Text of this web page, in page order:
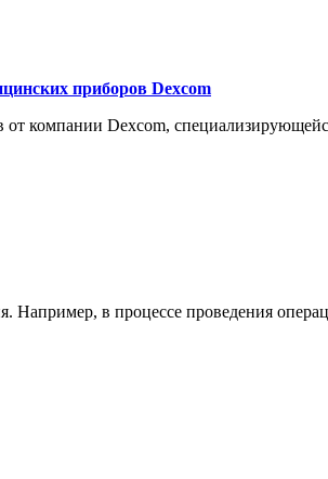
приборов Dexcom
компании Dexcom,
Например, в процессе проведения